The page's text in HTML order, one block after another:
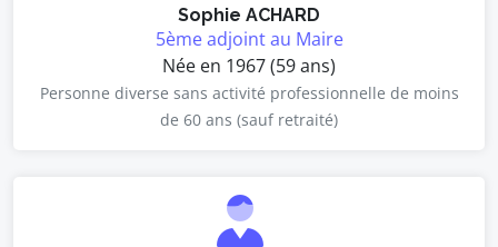
Sophie ACHARD
5ème adjoint au Maire
Née en 1967 (59 ans)
Personne diverse sans activité professionnelle de moins
de 60 ans (sauf retraité)